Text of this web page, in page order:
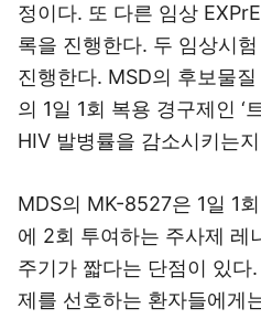
정이다. 또 다른 임상
록을 진행한다. 두 임상시
진행한다. MSD의 후보물질
의 1일 1회 복용 경구제인 ‘
HIV 발병률을 감소시키는
MDS의 MK-8527은 1일 1
에 2회 투여하는 주사제 레
주기가 짧다는 단점이 있
제를 선호하는 환자들에게